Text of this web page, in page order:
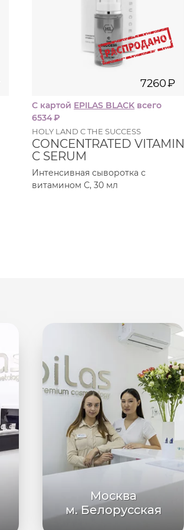
7260₽
С картой EPILAS BLACK всего
6534₽
HOLY LAND C THE SUCCESS
CONCENTRATED VITAMIN
C SERUM
Интенсивная сыворотка с
витамином С, 30 мл